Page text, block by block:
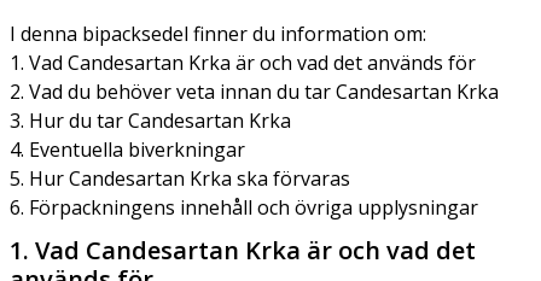
I denna bipacksedel finner du information om:
1. Vad Candesartan Krka är och vad det används för
2. Vad du behöver veta innan du tar Candesartan Krka
3. Hur du tar Candesartan Krka
4. Eventuella biverkningar
5. Hur Candesartan Krka ska förvaras
6. Förpackningens innehåll och övriga upplysningar
1. Vad Candesartan Krka är och vad det